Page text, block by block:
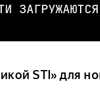
ЗАГРУЖАЮТСЯ
STI» для